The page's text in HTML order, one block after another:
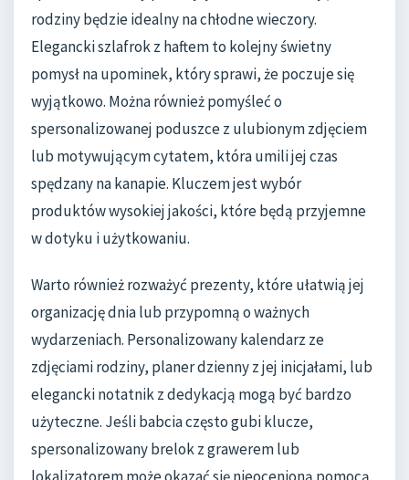
rodziny będzie idealny na chłodne wieczory.
Elegancki szlafrok z haftem to kolejny świetny
pomysł na upominek, który sprawi, że poczuje się
wyjątkowo. Można również pomyśleć o
spersonalizowanej poduszce z ulubionym zdjęciem
lub motywującym cytatem, która umili jej czas
spędzany na kanapie. Kluczem jest wybór
produktów wysokiej jakości, które będą przyjemne
w dotyku i użytkowaniu.
Warto również rozważyć prezenty, które ułatwią jej
organizację dnia lub przypomną o ważnych
wydarzeniach. Personalizowany kalendarz ze
zdjęciami rodziny, planer dzienny z jej inicjałami, lub
elegancki notatnik z dedykacją mogą być bardzo
użyteczne. Jeśli babcia często gubi klucze,
spersonalizowany brelok z grawerem lub